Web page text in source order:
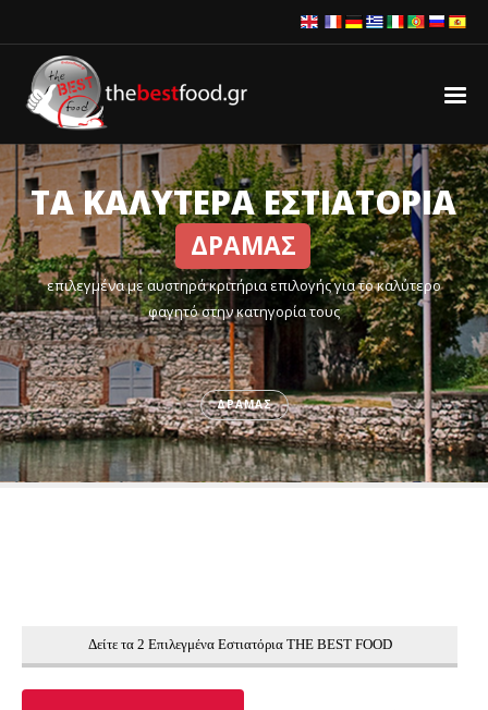
ΤΑ ΚΑΛΥΤΕΡΑ ΕΣΤΙΑΤΟΡΙΑ
ΔΡΑΜΑΣ
επιλεγμένα με αυστηρά κριτήρια επιλογής για το καλύτερο
φαγητό στην κατηγορία τους
ΔΡΑΜΑΣ
Δείτε τα 2 Επιλεγμένα Εστιατόρια THE BEST FOOD